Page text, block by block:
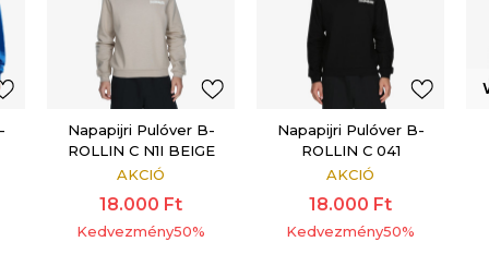
Napapijri Pulóver B-
ROLLIN C N1I BEIGE
ROCKY
AKCIÓ
18.000 Ft
Kedvezmény50%
Napapijri Pulóver B-
ROLLIN C 041
BLACK
AKCIÓ
18.000 Ft
Kedvezmény50%